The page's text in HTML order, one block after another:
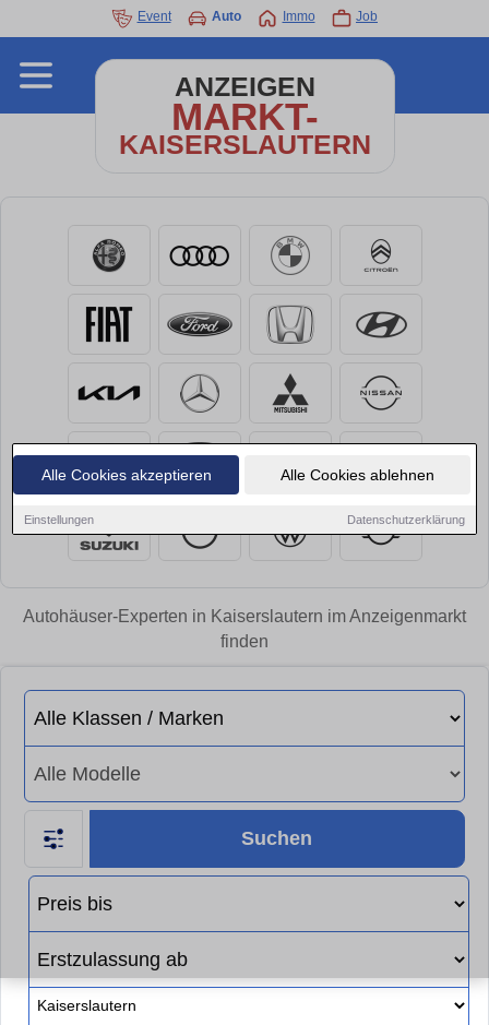
Alle Cookies akzeptieren Alle Cookies ablehnen
Einstellungen Datenschutzerklärung
Event Auto Immo Job
ANZEIGEN
MARKT-
KAISERSLAUTERN
Autohäuser-Experten in Kaiserslautern im Anzeigenmarkt
finden
Suchen